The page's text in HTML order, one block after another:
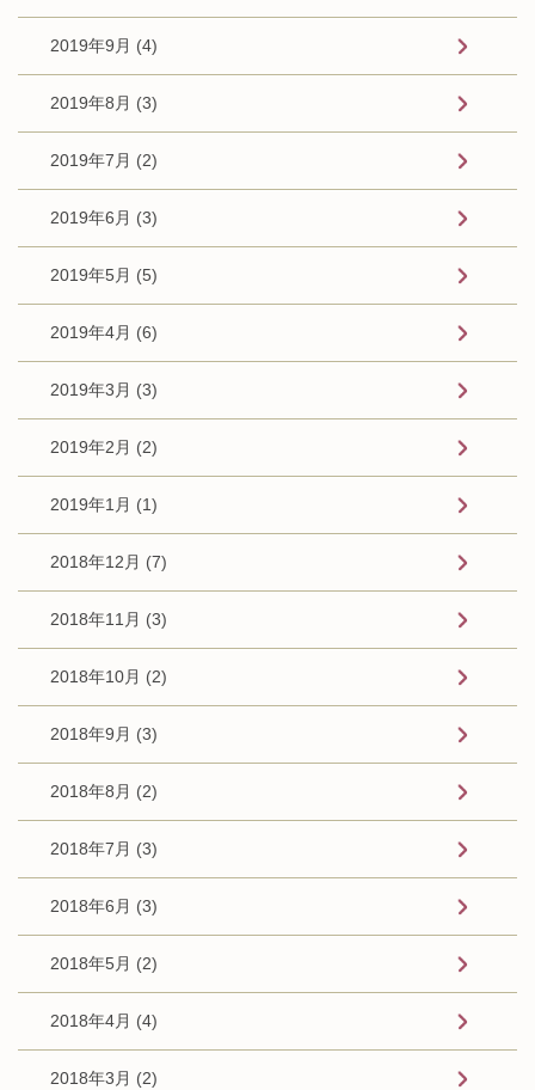
2019年9月 (4)
2019年8月 (3)
2019年7月 (2)
2019年6月 (3)
2019年5月 (5)
2019年4月 (6)
2019年3月 (3)
2019年2月 (2)
2019年1月 (1)
2018年12月 (7)
2018年11月 (3)
2018年10月 (2)
2018年9月 (3)
2018年8月 (2)
2018年7月 (3)
2018年6月 (3)
2018年5月 (2)
2018年4月 (4)
2018年3月 (2)